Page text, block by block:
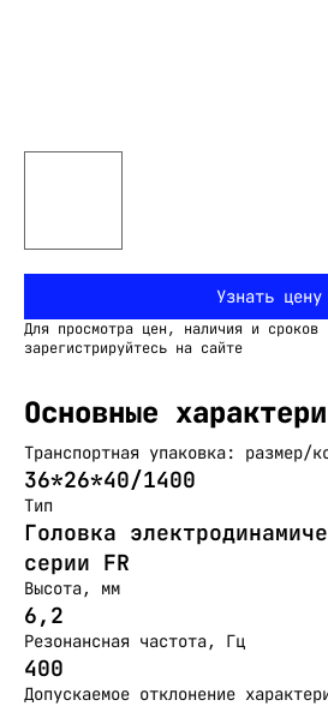
Узнать цену
Для просмотра цен, наличия и сроков
зарегистрируйтесь на сайте
Основные
Транспортная упаковка: размер/
36*26*40/1400
Тип
Головка
серии FR
Высота, мм
6,2
Резонансная частота, Гц
400
Допускаемое отклонение